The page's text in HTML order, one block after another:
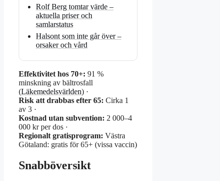
Rolf Berg tomtar värde –
aktuella priser och
samlarstatus
Halsont som inte går över –
orsaker och vård
Effektivitet hos 70+: 91 %
minskning av bältrosfall
(Läkemedelsvärlden) ·
Risk att drabbas efter 65: Cirka 1
av 3 ·
Kostnad utan subvention: 2 000–4
000 kr per dos ·
Regionalt gratisprogram: Västra
Götaland: gratis för 65+ (vissa vaccin)
Snabböversikt